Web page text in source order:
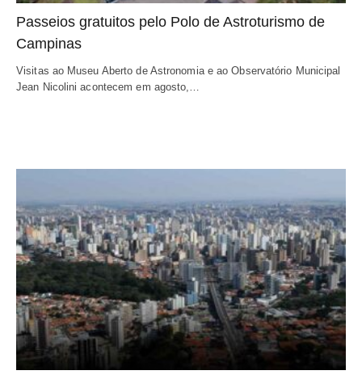
Passeios gratuitos pelo Polo de Astroturismo de
Campinas
Visitas ao Museu Aberto de Astronomia e ao Observatório Municipal
Jean Nicolini acontecem em agosto,…